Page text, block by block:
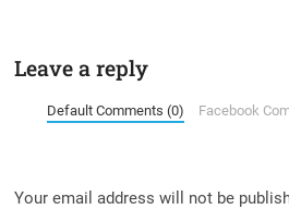
Leave a reply
Default Comments (0) Facebook
Your email address will not be